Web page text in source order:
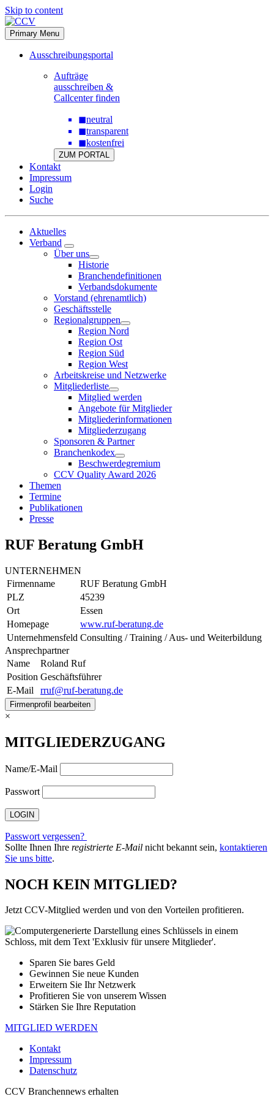
Skip to content
Primary Menu
Ausschreibungsportal
Aufträge
ausschreiben &
Callcenter finden
◼neutral
◼transparent
◼kostenfrei
ZUM PORTAL
Kontakt
Impressum
Login
Suche
Aktuelles
Verband
Über uns
Historie
Branchendefinitionen
Verbandsdokumente
Vorstand (ehrenamtlich)
Geschäftsstelle
Regionalgruppen
Region Nord
Region Ost
Region Süd
Region West
Arbeitskreise und Netzwerke
Mitgliederliste
Mitglied werden
Angebote für Mitglieder
Mitgliederinformationen
Mitgliederzugang
Sponsoren & Partner
Branchenkodex
Beschwerdegremium
CCV Quality Award 2026
Themen
Termine
Publikationen
Presse
RUF Beratung GmbH
UNTERNEHMEN
Firmenname
RUF Beratung GmbH
PLZ
45239
Ort
Essen
Homepage
www.ruf-beratung.de
Unternehmensfeld Consulting / Training / Aus- und Weiterbildung
Ansprechpartner
Name
Roland Ruf
Position Geschäftsführer
E-Mail
rruf@ruf-beratung.de
Firmenprofil bearbeiten
×
MITGLIEDERZUGANG
Name/E-Mail
Passwort
Passwort vergessen?
Sollte Ihnen Ihre registrierte E-Mail nicht bekannt sein, kontaktieren
Sie uns bitte.
NOCH KEIN MITGLIED?
Jetzt CCV-Mitglied werden und von den Vorteilen profitieren.
Sparen Sie bares Geld
Gewinnen Sie neue Kunden
Erweitern Sie Ihr Netzwerk
Profitieren Sie von unserem Wissen
Stärken Sie Ihre Reputation
MITGLIED WERDEN
Kontakt
Impressum
Datenschutz
CCV Branchennews erhalten